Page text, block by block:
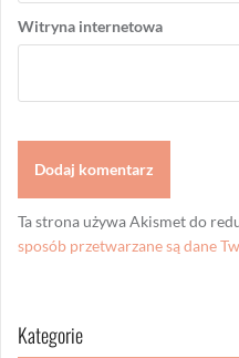
Witryna internetowa
Ta strona używa Akismet do
sposób przetwarzane są dane
Kategorie